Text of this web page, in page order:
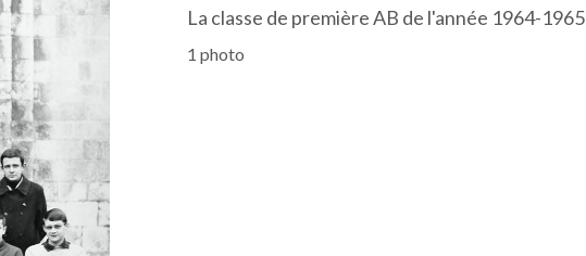
La classe de première AB de l'année 1964-1965
1 photo